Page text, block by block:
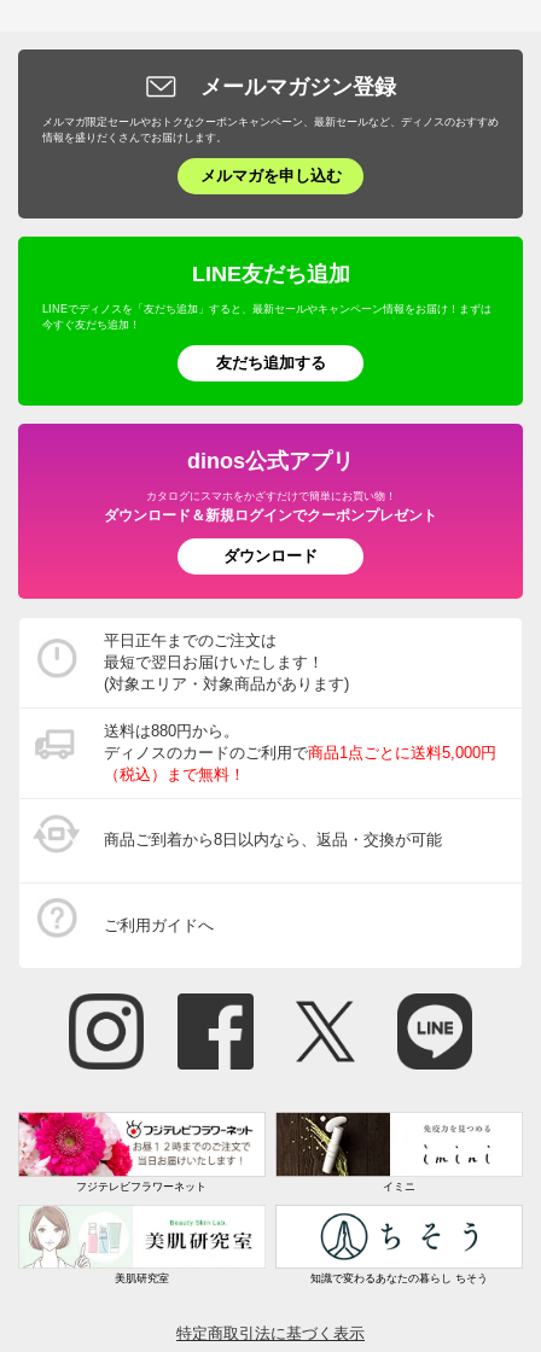
メールマガジン登録
メルマガ限定セールやおトクなクーポンキャンペーン、最新セールなど、ディノスのおすすめ
情報を盛りだくさんでお届けします。
メルマガを申し込む
LINE友だち追加
LINEでディノスを「友だち追加」すると、最新セールやキャンペーン情報をお届け！まずは
今すぐ友だち追加！
友だち追加する
dinos公式アプリ
カタログにスマホをかざすだけで簡単にお買い物！
ダウンロード＆新規ログインでクーポンプレゼント
ダウンロード
平日正午までのご注文は
最短で翌日お届けいたします！
(対象エリア・対象商品があります)
送料は880円から。
ディノスのカードのご利用で商品1点ごとに送料5,000円
（税込）まで無料！
商品ご到着から8日以内なら、返品・交換が可能
ご利用ガイドへ
フジテレビフラワーネット イミニ
美肌研究室 知識で変わるあなたの暮らし ちそう
特定商取引法に基づく表示